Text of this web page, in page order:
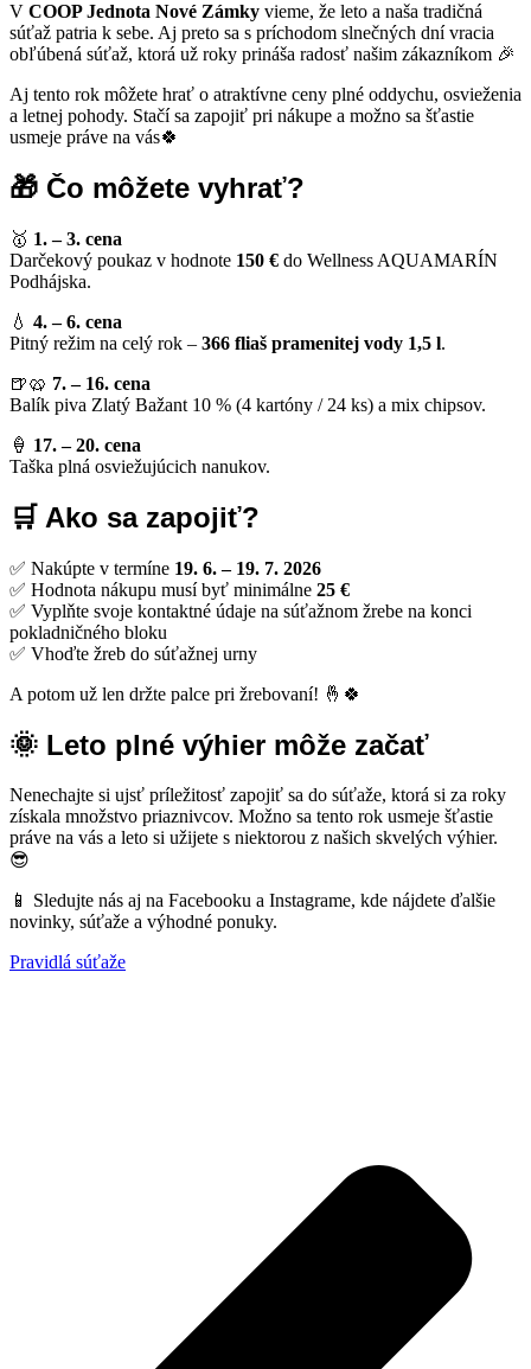
V COOP Jednota Nové Zámky vieme, že leto a naša tradičná
súťaž patria k sebe. Aj preto sa s príchodom slnečných dní vracia
obľúbená súťaž, ktorá už roky prináša radosť našim zákazníkom 🎉
Aj tento rok môžete hrať o atraktívne ceny plné oddychu, osvieženia
a letnej pohody. Stačí sa zapojiť pri nákupe a možno sa šťastie
usmeje práve na vás🍀
🎁 Čo môžete vyhrať?
🥇 1. – 3. cena
Darčekový poukaz v hodnote 150 € do Wellness AQUAMARÍN
Podhájska.
💧 4. – 6. cena
Pitný režim na celý rok – 366 fliaš pramenitej vody 1,5 l.
🍺🥨 7. – 16. cena
Balík piva Zlatý Bažant 10 % (4 kartóny / 24 ks) a mix chipsov.
🍦 17. – 20. cena
Taška plná osviežujúcich nanukov.
🛒 Ako sa zapojiť?
✅ Nakúpte v termíne 19. 6. – 19. 7. 2026
✅ Hodnota nákupu musí byť minimálne 25 €
✅ Vyplňte svoje kontaktné údaje na súťažnom žrebe na konci
pokladničného bloku
✅ Vhoďte žreb do súťažnej urny
A potom už len držte palce pri žrebovaní! 🤞🍀
🌞 Leto plné výhier môže začať
Nenechajte si ujsť príležitosť zapojiť sa do súťaže, ktorá si za roky
získala množstvo priaznivcov. Možno sa tento rok usmeje šťastie
práve na vás a leto si užijete s niektorou z našich skvelých výhier.
😎
📱 Sledujte nás aj na Facebooku a Instagrame, kde nájdete ďalšie
novinky, súťaže a výhodné ponuky.
Pravidlá súťaže